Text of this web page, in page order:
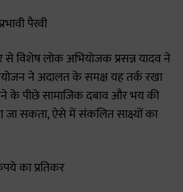
पैरवी
विशेष लोक अभियोजक प्रसन्न यादव ने
ने अदालत के समक्ष यह तर्क रखा
के पीछे सामाजिक दबाव और भय की
सकता, ऐसे में संकलित साक्ष्यों का
का प्रतिकर